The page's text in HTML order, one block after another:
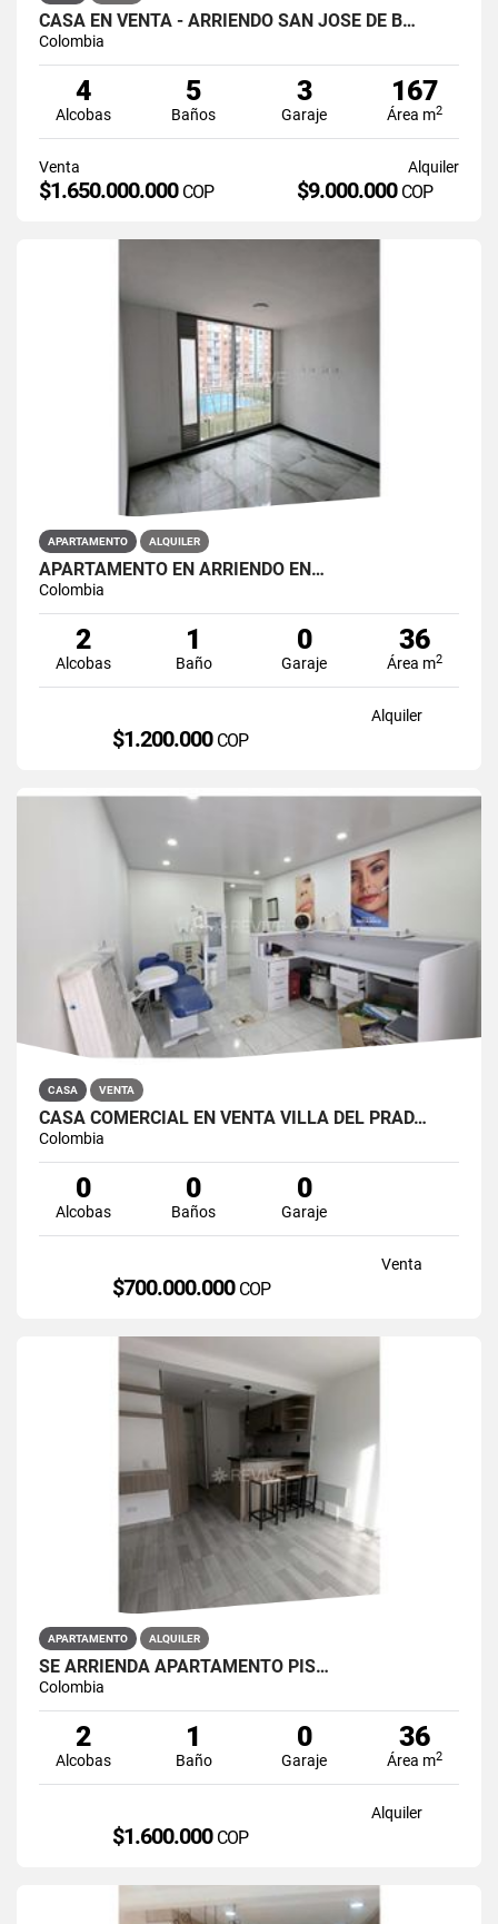
CASA EN VENTA - ARRIENDO SAN JOSÉ DE B…
Colombia
4
Alcobas
5
Baños
3
Garaje
167
Área m2
Venta
$1.650.000.000 COP
Alquiler
$9.000.000 COP
APARTAMENTO ALQUILER
APARTAMENTO EN ARRIENDO EN…
Colombia
2
Alcobas
1
Baño
0
Garaje
36
Área m2
Alquiler
$1.200.000 COP
CASA VENTA
CASA COMERCIAL EN VENTA VILLA DEL PRAD…
Colombia
0
Alcobas
0
Baños
0
Garaje
Venta
$700.000.000 COP
APARTAMENTO ALQUILER
SE ARRIENDA APARTAMENTO PIS…
Colombia
2
Alcobas
1
Baño
0
Garaje
36
Área m2
Alquiler
$1.600.000 COP